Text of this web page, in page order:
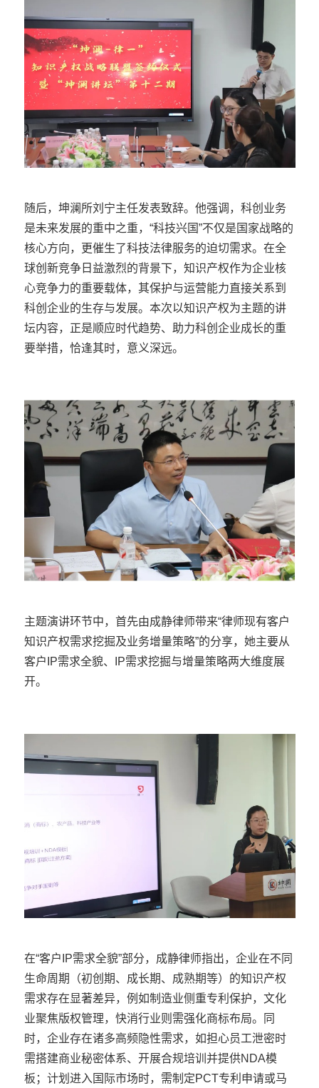
随后，坤澜所刘宁主任发表致辞。他强调，科创业务
是未来发展的重中之重，“科技兴国”不仅是国家战略的
核心方向，更催生了科技法律服务的迫切需求。在全
球创新竞争日益激烈的背景下，知识产权作为企业核
心竞争力的重要载体，其保护与运营能力直接关系到
科创企业的生存与发展。本次以知识产权为主题的讲
坛内容，正是顺应时代趋势、助力科创企业成长的重
要举措，恰逢其时，意义深远。
主题演讲环节中，首先由成静律师带来“律师现有客户
知识产权需求挖掘及业务增量策略”的分享，她主要从
客户IP需求全貌、IP需求挖掘与增量策略两大维度展
开。
在“客户IP需求全貌”部分，成静律师指出，企业在不同
生命周期（初创期、成长期、成熟期等）的知识产权
需求存在显著差异，例如制造业侧重专利保护，文化
业聚焦版权管理，快消行业则需强化商标布局。同
时，企业存在诸多高频隐性需求，如担心员工泄密时
需搭建商业秘密体系、开展合规培训并提供NDA模
板；计划进入国际市场时，需制定PCT专利申请或马